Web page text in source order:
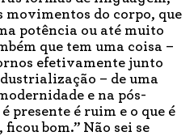
movimentos do corpo, que
potência ou até muito
que tem uma coisa –
efetivamente junto
– de uma
e na pós-
presente é ruim e o que é
ficou bom.” Não sei se